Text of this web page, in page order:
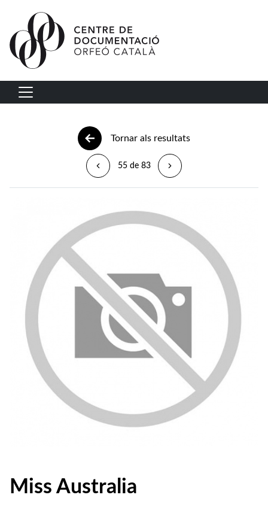
Vés al contingut
Navegació principal
Tornar als resultats
55 de 83
Miss Australia